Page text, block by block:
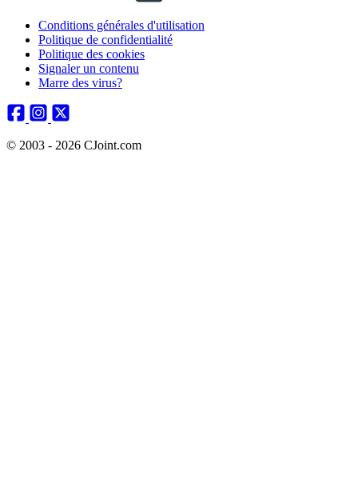
Conditions générales d'utilisation
Politique de confidentialité
Politique des cookies
Signaler un contenu
Marre des virus?
© 2003 - 2026 CJoint.com